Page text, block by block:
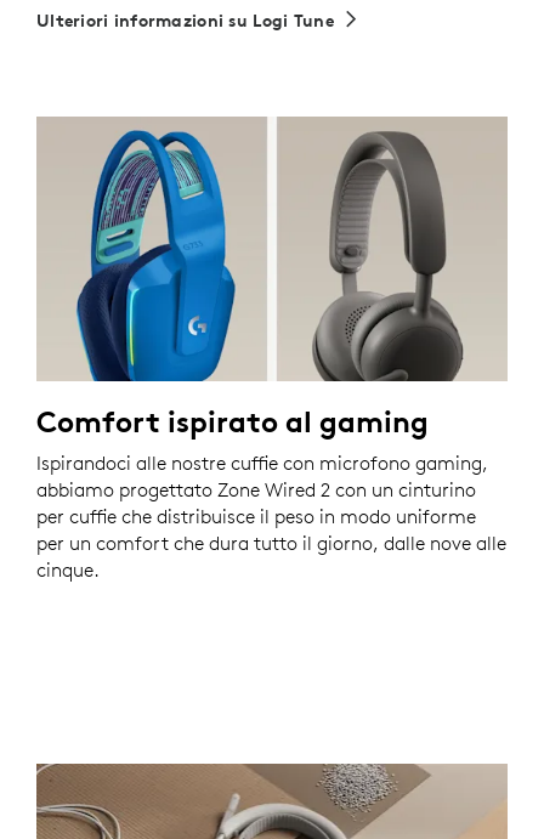
Ulteriori informazioni su Logi Tune
Comfort ispirato al gaming
Ispirandoci alle nostre cuffie con microfono gaming,
abbiamo progettato Zone Wired 2 con un cinturino
per cuffie che distribuisce il peso in modo uniforme
per un comfort che dura tutto il giorno, dalle nove alle
cinque.